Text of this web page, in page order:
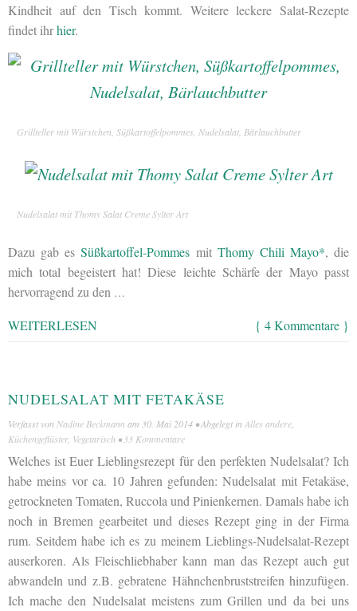
Kindheit auf den Tisch kommt. Weitere leckere Salat-Rezepte
findet ihrhier.
Grillteller mit Würstchen, Süßkartoffelpommes, Nudelsalat, Bärlauchbutter
Nudelsalat mit Thomy Salat Creme Sylter Art
Dazu gab esSüßkartoffel-Pommes mit Thomy Chili Mayo*, die
mich total begeistert hat! Diese leichte Schärfe der Mayo passt
hervorragend zu den …
WEITERLESEN { 4 Kommentare }
NUDELSALAT MIT FETAKÄSE
Verfasst von Nadine Beckmann am 30. Mai 2014 • Abgelegt in Alles andere,
Küchengeflüster, Vegetarisch •33 Kommentare
Welches ist Euer Lieblingsrezept für den perfekten Nudelsalat? Ich
habe meins vor ca. 10 Jahren gefunden: Nudelsalat mit Fetakäse,
getrockneten Tomaten, Ruccola und Pinienkernen. Damals habe ich
noch in Bremen gearbeitet und dieses Rezept ging in der Firma
rum. Seitdem habe ich es zu meinem Lieblings-Nudelsalat-Rezept
auserkoren. Als Fleischliebhaber kann man das Rezept auch gut
abwandeln und z.B. gebratene Hähnchenbruststreifen hinzufügen.
Ich mache den Nudelsalat meistens zum Grillen und da bei uns